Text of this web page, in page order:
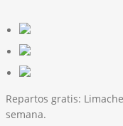
Repartos gratis:
semana.